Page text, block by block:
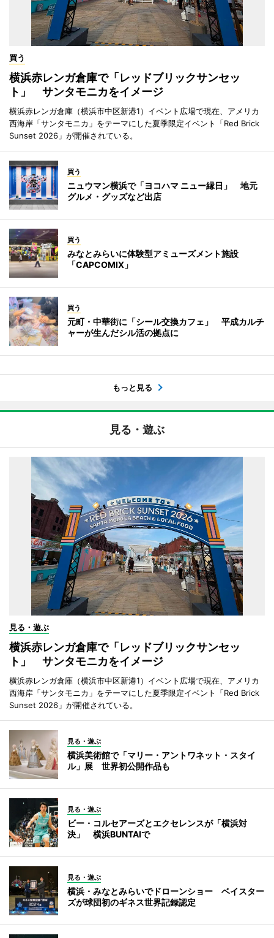
買う
横浜赤レンガ倉庫で「レッドブリックサンセッ
ト」 サンタモニカをイメージ
横浜赤レンガ倉庫（横浜市中区新港1）イベント広場で現在、アメリカ
西海岸「サンタモニカ」をテーマにした夏季限定イベント「Red Brick
Sunset 2026」が開催されている。
買う
ニュウマン横浜で「ヨコハマ ニュー縁日」 地元
グルメ・グッズなど出店
買う
みなとみらいに体験型アミューズメント施設
「CAPCOMIX」
買う
元町・中華街に「シール交換カフェ」 平成カルチ
ャーが生んだシル活の拠点に
もっと見る
見る・遊ぶ
見る・遊ぶ
横浜赤レンガ倉庫で「レッドブリックサンセッ
ト」 サンタモニカをイメージ
横浜赤レンガ倉庫（横浜市中区新港1）イベント広場で現在、アメリカ
西海岸「サンタモニカ」をテーマにした夏季限定イベント「Red Brick
Sunset 2026」が開催されている。
見る・遊ぶ
横浜美術館で「マリー・アントワネット・スタイ
ル」展 世界初公開作品も
見る・遊ぶ
ビー・コルセアーズとエクセレンスが「横浜対
決」 横浜BUNTAIで
見る・遊ぶ
横浜・みなとみらいでドローンショー ベイスター
ズが球団初のギネス世界記録認定